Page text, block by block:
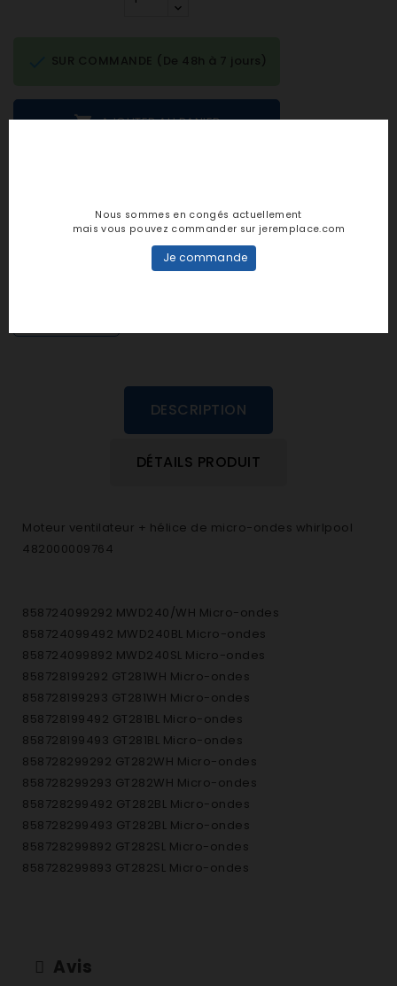
 AJOUTER AU PANIER
SUR COMMANDE (De 48h à 7 jours)
personne n'a encore posté d'avis
DESCRIPTION
DÉTAILS PRODUIT
Moteur ventilateur + hélice de micro-ondes whirlpool
482000009764
858724099292 MWD240/WH Micro-ondes
858724099492 MWD240BL Micro-ondes
858724099892 MWD240SL Micro-ondes
858728199292 GT281WH Micro-ondes
858728199293 GT281WH Micro-ondes
858728199492 GT281BL Micro-ondes
858728199493 GT281BL Micro-ondes
858728299292 GT282WH Micro-ondes
858728299293 GT282WH Micro-ondes
858728299492 GT282BL Micro-ondes
858728299493 GT282BL Micro-ondes
858728299892 GT282SL Micro-ondes
858728299893 GT282SL Micro-ondes
858728399893 GT283SL Micro-ondes
Avis
Nous sommes en congés actuellement
mais vous pouvez commander sur jeremplace.com
Je commande